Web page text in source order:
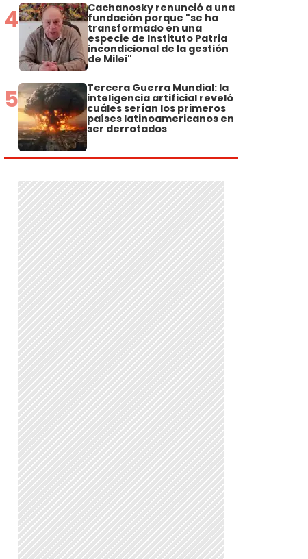
4 Cachanosky renunció a una
fundación porque "se ha
transformado en una
especie de Instituto Patria
incondicional de la gestión
de Milei"
5 Tercera Guerra Mundial: la
inteligencia artificial reveló
cuáles serían los primeros
países latinoamericanos en
ser derrotados